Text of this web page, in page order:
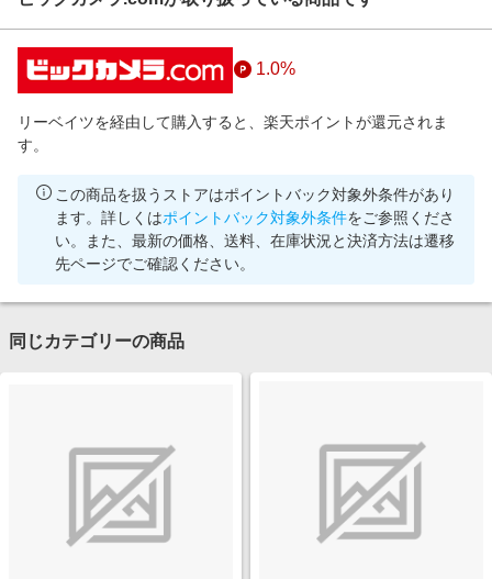
1.0%
リーベイツを経由して購入すると、楽天ポイントが還元されま
す。
この商品を扱うストアはポイントバック対象外条件があり
ます。詳しくはポイントバック対象外条件をご参照くださ
い。また、最新の価格、送料、在庫状況と決済方法は遷移
先ページでご確認ください。
同じカテゴリーの商品